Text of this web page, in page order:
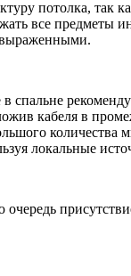
потолка, так
все
спальне
кабеля в
локальные